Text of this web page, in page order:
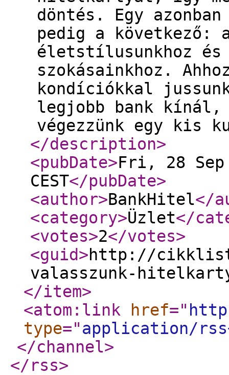
döntés. Egy
pedig a következő:
életstílusunkhoz
szokásainkhoz.
kondíciókkal
legjobb bank
végezzünk egy kis
</description>
<pubDate>Fri, 28 Sep
CEST</pubDate>
<author>BankHitel</
<category>Üzlet</
<votes>2</votes>
<guid>http://
valasszunk-
</item>
<atom:link
href="
type="application/
</channel>
</rss>